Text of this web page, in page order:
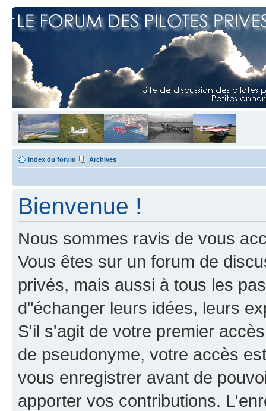
Index du forum Archives
Bienvenue !
Nous sommes ravis de vous
Vous êtes sur un forum de
privés, mais aussi à tous les
d"échanger leurs idées, leurs
S'il s'agit de votre premier
de pseudonyme, votre accès
vous enregistrer avant de
apporter vos contributions.